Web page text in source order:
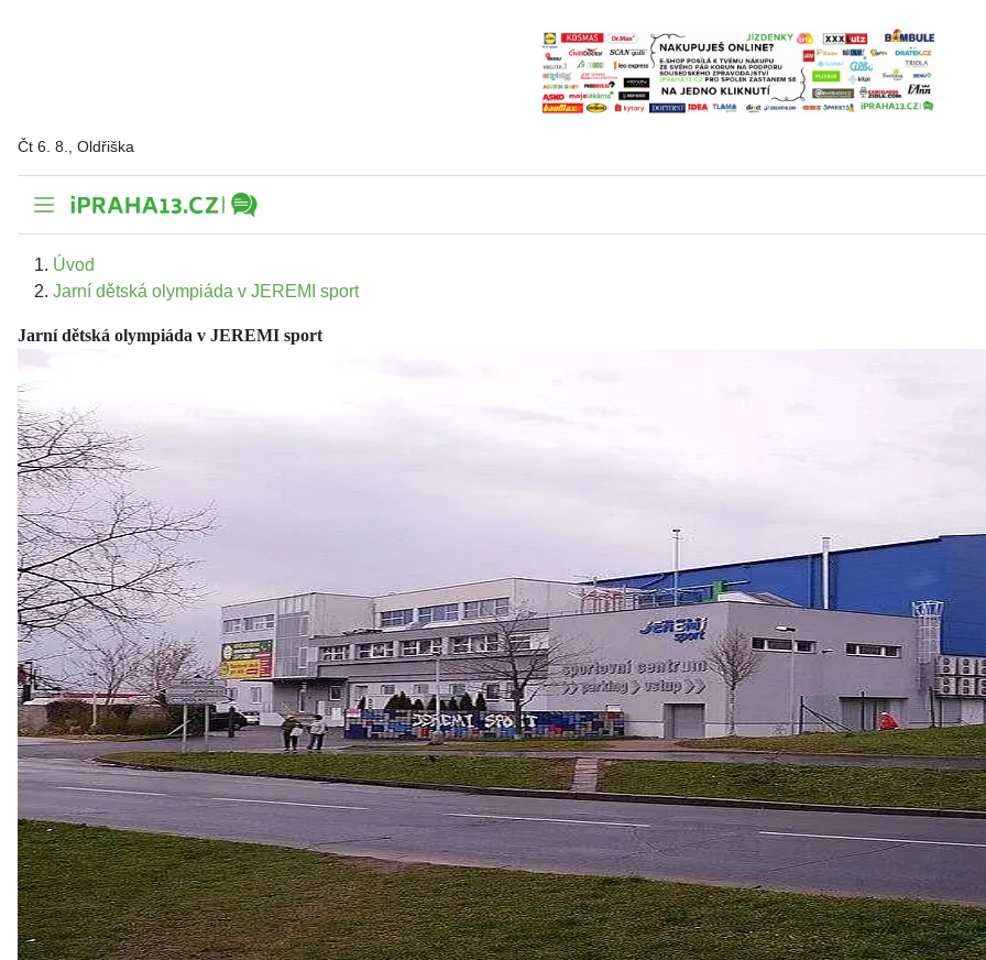
Čt 6. 8., Oldřiška
Úvod
Jarní dětská olympiáda v JEREMI sport
Jarní dětská olympiáda v JEREMI sport